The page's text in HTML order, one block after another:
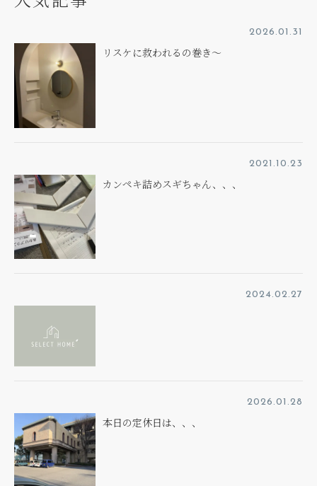
2026.01.31
リスケに救われるの巻き～
2021.10.23
カンペキ詰めスギちゃん、、、
2024.02.27
2026.01.28
本日の定休日は、、、